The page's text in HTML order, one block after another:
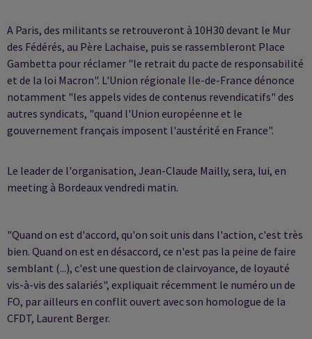
A Paris, des militants se retrouveront à 10H30 devant le Mur
des Fédérés, au Père Lachaise, puis se rassembleront Place
Gambetta pour réclamer "le retrait du pacte de responsabilité
et de la loi Macron". L'Union régionale Ile-de-France dénonce
notamment "les appels vides de contenus revendicatifs" des
autres syndicats, "quand l'Union européenne et le
gouvernement français imposent l'austérité en France".
Le leader de l'organisation, Jean-Claude Mailly, sera, lui, en
meeting à Bordeaux vendredi matin.
"Quand on est d'accord, qu'on soit unis dans l'action, c'est très
bien. Quand on est en désaccord, ce n'est pas la peine de faire
semblant (...), c'est une question de clairvoyance, de loyauté
vis-à-vis des salariés", expliquait récemment le numéro un de
FO, par ailleurs en conflit ouvert avec son homologue de la
CFDT, Laurent Berger.